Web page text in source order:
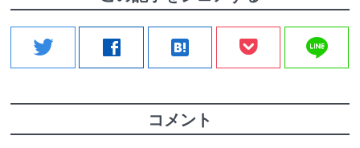
twitter facebook hatenabookmark line
コメント